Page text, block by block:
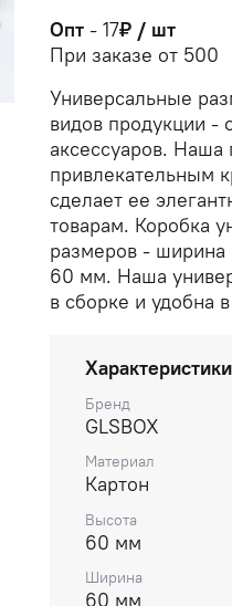
Опт - 17₽ / шт
При заказе от 500
Универсальные
видов продукции -
аксессуаров. Наша
привлекательным
сделает ее
товарам. Коробка
размеров -
60 мм. Наша
в сборке и удобна
Характеристики
Бренд
GLSBOX
Материал
Картон
Высота
60 мм
Ширина
60 мм